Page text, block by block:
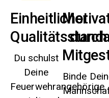
Einheitlicher
Du schulst
Deine
Feuerwehrangehörige
durch
Binde